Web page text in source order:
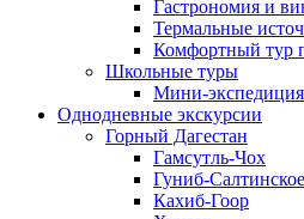
Гастрономия и
Термальные
Комфортный тур
Школьные туры
Мини-
Однодневные экскурсии
Горный Дагестан
Гамсутль-Чох
Гуниб-
Кахиб-Гоор